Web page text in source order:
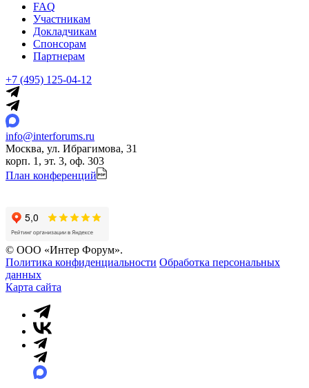
FAQ
Участникам
Докладчикам
Спонсорам
Партнерам
+7 (495) 125-04-12
info@interforums.ru
Москва, ул. Ибрагимова, 31
корп. 1, эт. 3, оф. 303
План конференций
© ООО «Интер Форум».
Политика конфиденциальности Обработка персональных
данных
Карта сайта